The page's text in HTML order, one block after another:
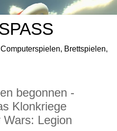
Brettspielen,
begonnen -
Klonkriege
Legion